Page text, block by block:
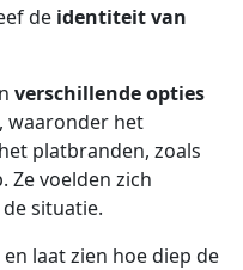
de identiteit van
verschillende opties
, waaronder het
platbranden, zoals
Ze voelden zich
situatie.
laat zien hoe diep de